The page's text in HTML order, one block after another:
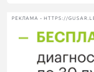
РЕКЛАМА • HTTPS://